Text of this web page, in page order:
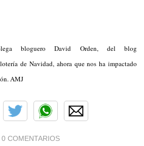
bloguero David Orden, del blog
de Navidad, ahora que nos ha impactado
AMJ
0 COMENTARIOS